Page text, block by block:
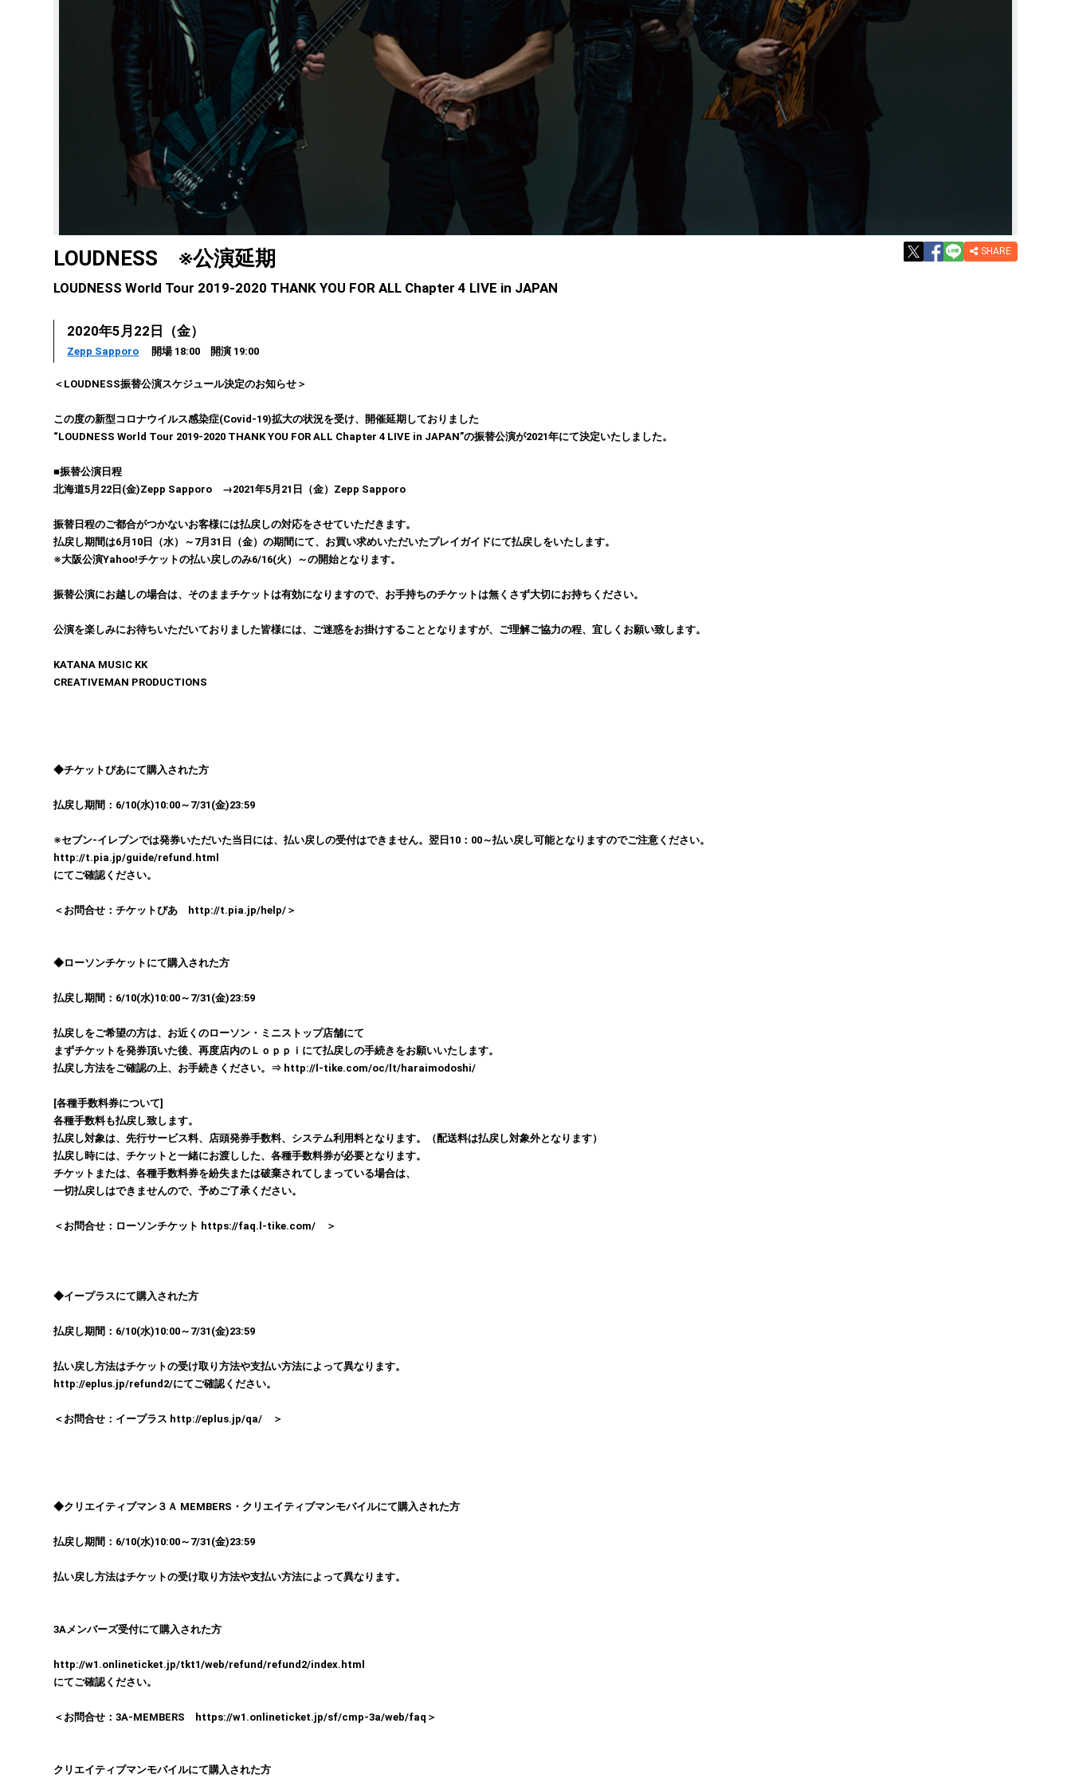
SHARE
LOUDNESS ※公演延期
LOUDNESS World Tour 2019-2020 THANK YOU FOR ALL Chapter 4 LIVE in JAPAN
2020年5月22日（金）
Zepp Sapporo 開場 18:00 開演 19:00
＜LOUDNESS振替公演スケジュール決定のお知らせ＞
この度の新型コロナウイルス感染症(Covid-19)拡大の状況を受け、開催延期しておりました
“LOUDNESS World Tour 2019-2020 THANK YOU FOR ALL Chapter 4 LIVE in JAPAN”の振替公演が2021年にて決定いたしました。
■振替公演日程
北海道5月22日(金)Zepp Sapporo →2021年5月21日（金）Zepp Sapporo
振替日程のご都合がつかないお客様には払戻しの対応をさせていただきます。
払戻し期間は6月10日（水）～7月31日（金）の期間にて、お買い求めいただいたプレイガイドにて払戻しをいたします。
※大阪公演Yahoo!チケットの払い戻しのみ6/16(火）～の開始となります。
振替公演にお越しの場合は、そのままチケットは有効になりますので、お手持ちのチケットは無くさず大切にお持ちください。
公演を楽しみにお待ちいただいておりました皆様には、ご迷惑をお掛けすることとなりますが、ご理解ご協力の程、宜しくお願い致します。
KATANA MUSIC KK
CREATIVEMAN PRODUCTIONS
◆チケットぴあにて購入された方
払戻し期間：6/10(水)10:00～7/31(金)23:59
※セブン-イレブンでは発券いただいた当日には、払い戻しの受付はできません。翌日10：00～払い戻し可能となりますのでご注意ください。
http://t.pia.jp/guide/refund.html
にてご確認ください。
＜お問合せ：チケットぴあ http://t.pia.jp/help/＞
◆ローソンチケットにて購入された方
払戻し期間：6/10(水)10:00～7/31(金)23:59
払戻しをご希望の方は、お近くのローソン・ミニストップ店舗にて
まずチケットを発券頂いた後、再度店内のＬｏｐｐｉにて払戻しの手続きをお願いいたします。
払戻し方法をご確認の上、お手続きください。⇒ http://l-tike.com/oc/lt/haraimodoshi/
[各種手数料券について]
各種手数料も払戻し致します。
払戻し対象は、先行サービス料、店頭発券手数料、システム利用料となります。（配送料は払戻し対象外となります）
払戻し時には、チケットと一緒にお渡しした、各種手数料券が必要となります。
チケットまたは、各種手数料券を紛失または破棄されてしまっている場合は、
一切払戻しはできませんので、予めご了承ください。
＜お問合せ：ローソンチケット https://faq.l-tike.com/ ＞
◆イープラスにて購入された方
払戻し期間：6/10(水)10:00～7/31(金)23:59
払い戻し方法はチケットの受け取り方法や支払い方法によって異なります。
http://eplus.jp/refund2/にてご確認ください。
＜お問合せ：イープラス http://eplus.jp/qa/ ＞
◆クリエイティブマン３Ａ MEMBERS・クリエイティブマンモバイルにて購入された方
払戻し期間：6/10(水)10:00～7/31(金)23:59
払い戻し方法はチケットの受け取り方法や支払い方法によって異なります。
3Aメンバーズ受付にて購入された方
http://w1.onlineticket.jp/tkt1/web/refund/refund2/index.html
にてご確認ください。
＜お問合せ：3A-MEMBERS https://w1.onlineticket.jp/sf/cmp-3a/web/faq＞
クリエイティブマンモバイルにて購入された方